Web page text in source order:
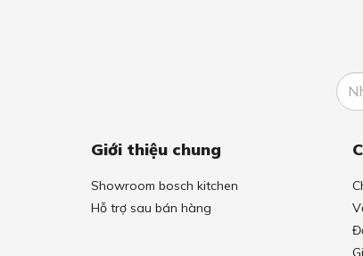
Giới thiệu chung
Showroom bosch kitchen
Hỗ trợ sau bán hàng